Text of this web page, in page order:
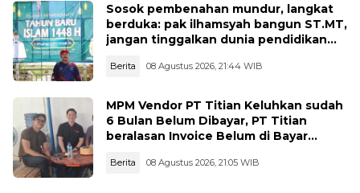
Sosok pembenahan mundur, langkat
berduka: pak ilhamsyah bangun ST.MT,
jangan tinggalkan dunia pendidikan
Berita 08 Agustus 2026, 21:44 WIB
MPM Vendor PT Titian Keluhkan sudah
6 Bulan Belum Dibayar, PT Titian
beralasan Invoice Belum di Bayar
Berita 08 Agustus 2026, 21:05 WIB